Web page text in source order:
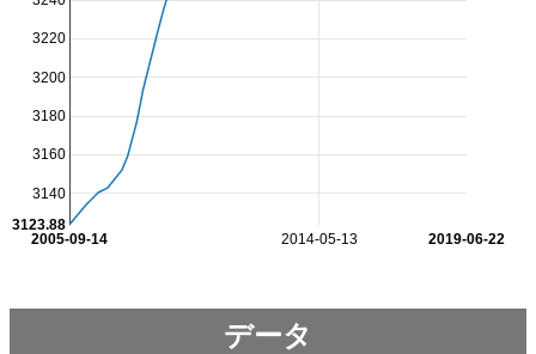
2014-05-13
2005-09-14 2019-06-22
3140
3160
3180
3200
3220
3123.88
データ